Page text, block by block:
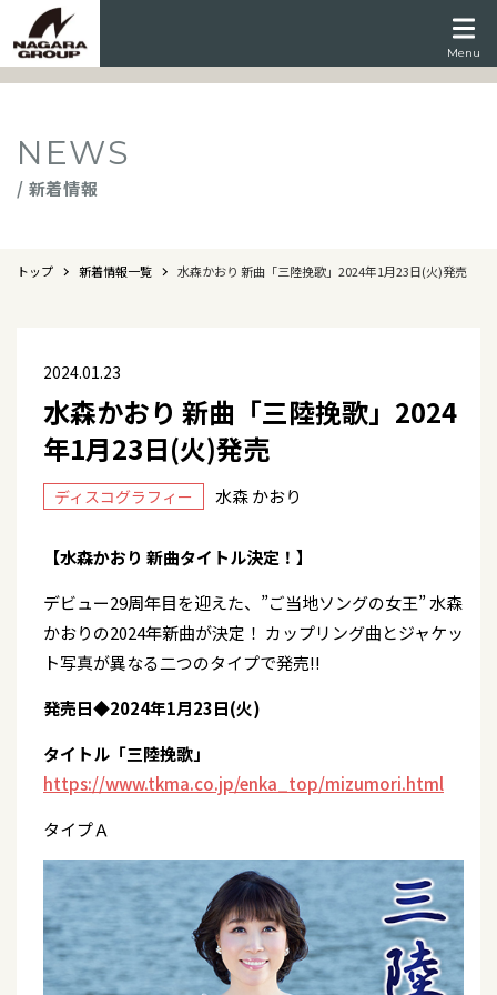
Menu
NEWS
/ 新着情報
トップ 新着情報一覧 水森かおり 新曲「三陸挽歌」2024年1月23日(火)発売
2024.01.23
水森かおり 新曲「三陸挽歌」2024
年1月23日(火)発売
ディスコグラフィー 水森 かおり
【水森かおり 新曲タイトル決定！】
デビュー29周年目を迎えた、”ご当地ソングの女王” 水森
かおりの2024年新曲が決定！ カップリング曲とジャケッ
ト写真が異なる二つのタイプで発売!!
発売日◆2024年1月23日(火)
タイトル「三陸挽歌」
https://www.tkma.co.jp/enka_top/mizumori.html
タイプＡ